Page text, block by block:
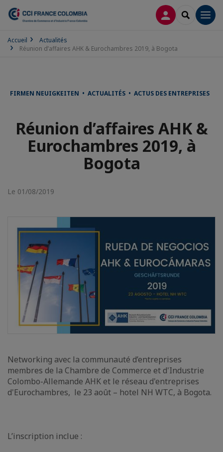
CONNEXION
Accueil
Actualités
Réunion d’affaires AHK & Eurochambres 2019, à Bogota
FIRMEN NEUIGKEITEN • ACTUALITÉS • ACTUS DES ENTREPRISES
Réunion d’affaires AHK &
Eurochambres 2019, à
Bogota
Le 01/08/2019
Networking avec la communauté d’entreprises
membres de la Chambre de Commerce et d'Industrie
Colombo-Allemande AHK et le réseau d'entreprises
d'Eurochambres, le 23 août – hotel NH WTC, à Bogota.
L’inscription inclue :